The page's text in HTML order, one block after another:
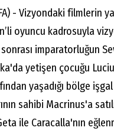
- Vizyondaki filmlerin
oyuncu kadrosuyla
imparatorluğun
yetişen çocuğu
yaşadığı bölge
sahibi Macrinus'a
ile Caracalla'nın